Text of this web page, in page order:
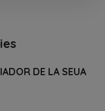
DE LA SEUA